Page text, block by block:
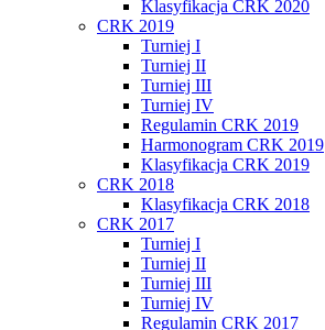
Klasyfikacja CRK 2020
CRK 2019
Turniej I
Turniej II
Turniej III
Turniej IV
Regulamin CRK 2019
Harmonogram CRK 2019
Klasyfikacja CRK 2019
CRK 2018
Klasyfikacja CRK 2018
CRK 2017
Turniej I
Turniej II
Turniej III
Turniej IV
Regulamin CRK 2017